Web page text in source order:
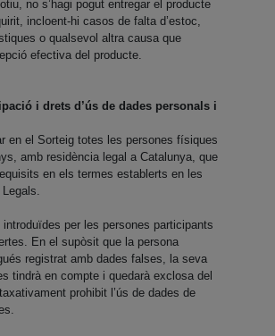
no s’hagi pogut entregar el producte
incloent-hi casos de falta d’estoc,
o qualsevol altra causa que
efectiva del producte.
i drets d’ús de dades personals i
en el Sorteig totes les persones físiques
amb residència legal a Catalunya, que
en els termes establerts en les
per les persones participants
En el supòsit que la persona
registrat amb dades falses, la seva
tindrà en compte i quedarà exclosa del
prohibit l’ús de dades de